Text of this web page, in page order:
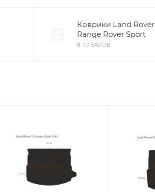
Коврики Land Rover
Range Rover Sport
8 ТОВАРОВ